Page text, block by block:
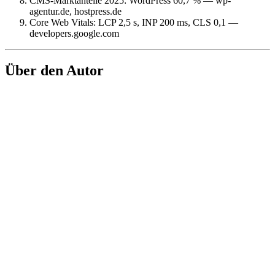
agentur.de, hostpress.de
Core Web Vitals: LCP 2,5 s, INP 200 ms, CLS 0,1 —
developers.google.com
Über den Autor